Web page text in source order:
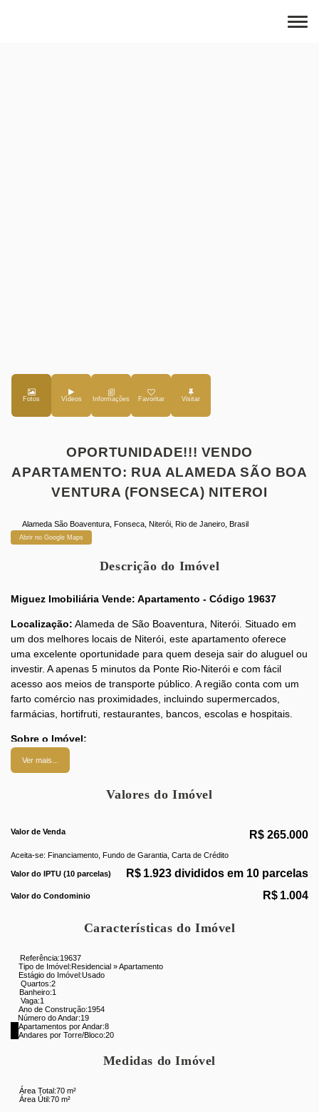
Fotos Vídeos Favoritar
OPORTUNIDADE!!! VENDO
APARTAMENTO: RUA ALAMEDA SÃO BOA
VENTURA (FONSECA) NITEROI
Alameda São Boaventura ,Fonseca ,Niterói ,Rio de Janeiro ,Brasil
Abrir no Google Maps
Descrição do Imóvel
Miguez Imobiliária Vende: Apartamento - Código 19637
Localização: Alameda de São Boaventura, Niterói. Situado em
um dos melhores locais de Niterói, este apartamento oferece
uma excelente oportunidade para quem deseja sair do aluguel ou
investir. A apenas 5 minutos da Ponte Rio-Niterói e com fácil
acesso aos meios de transporte público. A região conta com um
farto comércio nas proximidades, incluindo supermercados,
farmácias, hortifruti, restaurantes, bancos, escolas e hospitais.
Sobre o Imóvel:
Apartamento:
Banheiro social
Cozinha ampla com armários
Dependência
Portaria 24 horas
Elevador social e de serviço
Vaga de Garagem:
Não perca essa oportunidade!
informações e agende sua visita. Aqui na Miguez Imobiliária, você
qualidade que você merece!
Ver mais...
Valores do Imóvel
R$ 265.000
Valor de Venda
Aceita-se: Financiamento, Fundo de Garantia, Carta de Crédito
Valor do IPTU (10 parcelas) R$ 1.923 divididos em 10 parcelas
Valor do Condominio R$ 1.004
Características do Imóvel
Referência:19637
Tipo de Imóvel:Residencial »Apartamento
Estágio do Imóvel:Usado
Quartos:2
Banheiro:1
Vaga:1
Ano de Construção:1954
Número do Andar:19
Apartamentos por Andar:8
Andares por Torre/Bloco:20
Medidas do Imóvel
Área Total:70 m²
Área Útil:70 m²